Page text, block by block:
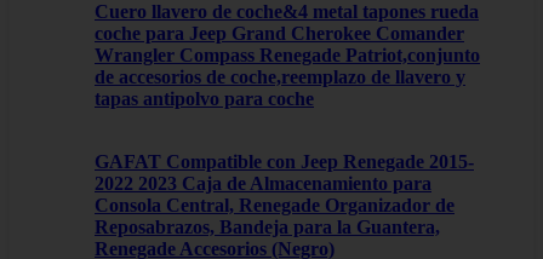
Cuero llavero de coche&4 metal tapones rueda
coche para Jeep Grand Cherokee Comander
Wrangler Compass Renegade Patriot,conjunto
de accesorios de coche,reemplazo de llavero y
tapas antipolvo para coche
GAFAT Compatible con Jeep Renegade 2015-
2022 2023 Caja de Almacenamiento para
Consola Central, Renegade Organizador de
Reposabrazos, Bandeja para la Guantera,
Renegade Accesorios (Negro)